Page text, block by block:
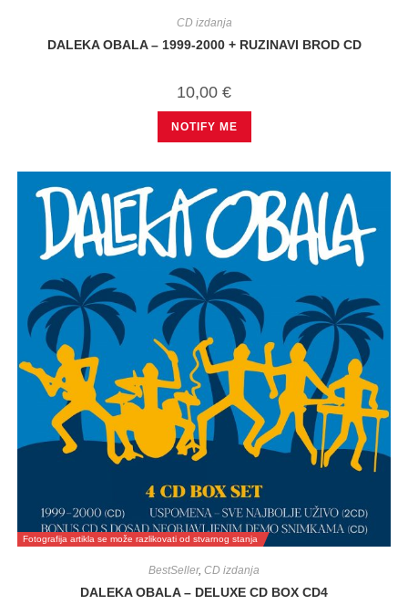
CD izdanja
DALEKA OBALA – 1999-2000 + RUZINAVI BROD CD
10,00 €
NOTIFY ME
Fotografija artikla se može razlikovati od stvarnog stanja
BestSeller, CD izdanja
DALEKA OBALA – DELUXE CD BOX CD4